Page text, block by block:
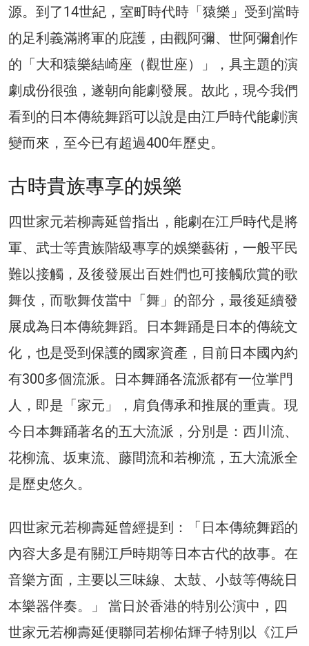
源。到了14世紀，室町時代時「猿樂」受到當時
的足利義滿將軍的庇護，由觀阿彌、世阿彌創作
的「大和猿樂結崎座（觀世座）」，具主題的演
劇成份很強，遂朝向能劇發展。故此，現今我們
看到的日本傳統舞蹈可以說是由江戶時代能劇演
變而來，至今已有超過400年歷史。
古時貴族專享的娛樂
四世家元若柳壽延曾指出，能劇在江戶時代是將
軍、武士等貴族階級專享的娛樂藝術，一般平民
難以接觸，及後發展出百姓們也可接觸欣賞的歌
舞伎，而歌舞伎當中「舞」的部分，最後延續發
展成為日本傳統舞蹈。日本舞踊是日本的傳統文
化，也是受到保護的國家資產，目前日本國內約
有300多個流派。日本舞踊各流派都有一位掌門
人，即是「家元」，肩負傳承和推展的重責。現
今日本舞踊著名的五大流派，分別是：西川流、
花柳流、坂東流、藤間流和若柳流，五大流派全
是歷史悠久。
四世家元若柳壽延曾經提到：「日本傳統舞蹈的
內容大多是有關江戶時期等日本古代的故事。在
音樂方面，主要以三味線、太鼓、小鼓等傳統日
本樂器伴奏。」 當日於香港的特別公演中，四
世家元若柳壽延便聯同若柳佑輝子特別以《江戶